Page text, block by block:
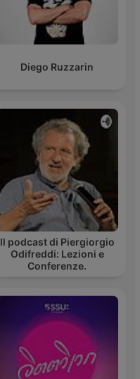
Diego Ruzzarin
Il podcast di Piergiorgio
Odifreddi: Lezioni e
Conferenze.